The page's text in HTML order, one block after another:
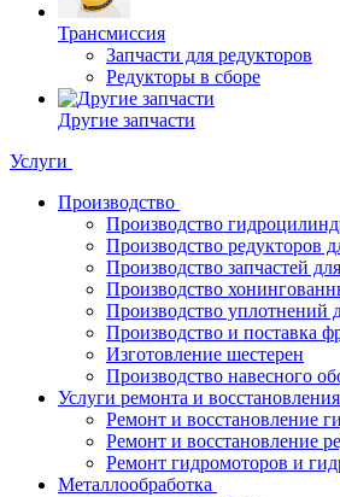
Трансмиссия
Запчасти для редукторов
Редукторы в сборе
Другие запчасти
Услуги
Производство
Производство
Производство редукторов
Производство запчастей
Производство
Производство уплотнений
Производство и поставка
Изготовление шестерен
Производство навесного
Услуги ремонта и восстановления
Ремонт и восстановление
Ремонт и восстановление
Ремонт гидромоторов и
Металлообработка